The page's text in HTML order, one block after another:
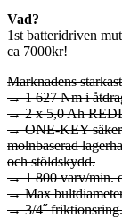
Vad?
1st batteridriven
ca 7000kr!
Marknadens
→ 1 627 Nm i
→ 2 x 5,0 Ah
→ ONE-KEY
molnbaserad
och stöldskydd.
→ 1 800 varv/min.
→ Max
→ 3/4˝ friktionsring.